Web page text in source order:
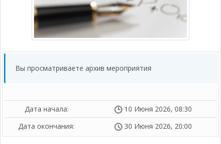
Вы просматриваете архив мероприятия
Дата начала:
10 Июня 2026, 08:30
Дата окончания:
30 Июня 2026, 20:00